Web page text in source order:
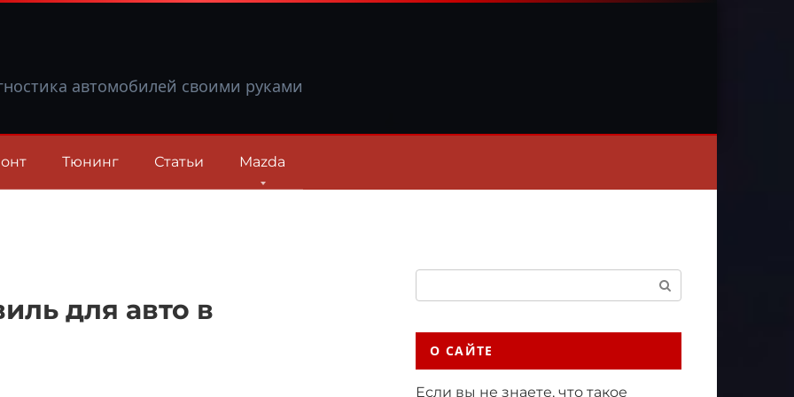
автомобилей своими руками
Тюнинг Статьи Mazda
для авто в
О САЙТЕ
Если вы не знаете, что такое